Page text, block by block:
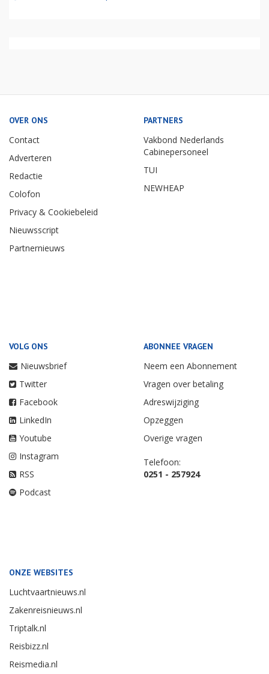
OVER ONS
Contact
Adverteren
Redactie
Colofon
Privacy & Cookiebeleid
Nieuwsscript
Partnernieuws
PARTNERS
Vakbond Nederlands
Cabinepersoneel
TUI
NEWHEAP
VOLG ONS
Nieuwsbrief
Twitter
Facebook
LinkedIn
Youtube
Instagram
RSS
Podcast
ABONNEE VRAGEN
Neem een Abonnement
Vragen over betaling
Adreswijziging
Opzeggen
Overige vragen
Telefoon:
0251 - 257924
ONZE WEBSITES
Luchtvaartnieuws.nl
Zakenreisnieuws.nl
Triptalk.nl
Reisbizz.nl
Reismedia.nl